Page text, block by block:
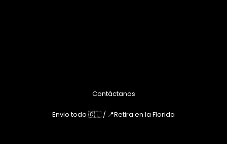
Contáctanos
Envio todo 🇨🇱 / 📍Retira en la Florida